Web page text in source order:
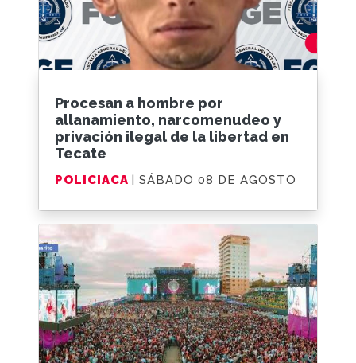
Procesan a hombre por
allanamiento, narcomenudeo y
privación ilegal de la libertad en
Tecate
POLICIACA | SÁBADO 08 DE AGOSTO